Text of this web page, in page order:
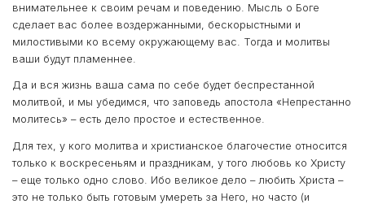
внимательнее к своим речам и поведению. Мысль о Боге
сделает вас более воздержанными, бескорыстными и
милостивыми ко всему окружающему вас. Тогда и молитвы
ваши будут пламеннее.
Да и вся жизнь ваша сама по себе будет беспрестанной
молитвой, и мы убедимся, что заповедь апостола «Непрестанно
молитесь» – есть дело простое и естественное.
Для тех, у кого молитва и христианское благочестие относится
только к воскресеньям и праздникам, у того любовь ко Христу
– еще только одно слово. Ибо великое дело – любить Христа –
это не только быть готовым умереть за Него, но часто (и